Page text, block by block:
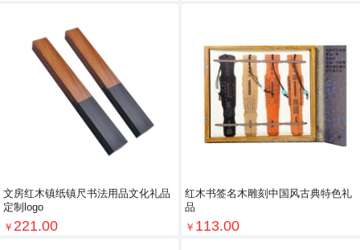
文房红木镇纸镇尺书法用品文化礼品
定制logo
￥ 221.00
红木书签名木雕刻中国风古典特色礼
品
￥ 113.00